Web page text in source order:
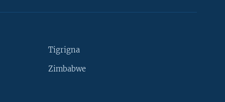
Tigrigna
Zimbabwe